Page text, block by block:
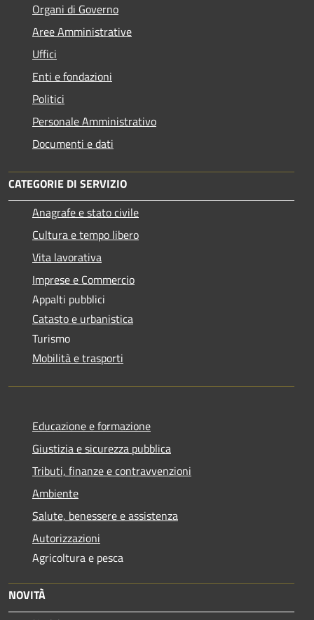
Organi di Governo
Aree Amministrative
Uffici
Enti e fondazioni
Politici
Personale Amministrativo
Documenti e dati
CATEGORIE DI SERVIZIO
Anagrafe e stato civile
Cultura e tempo libero
Vita lavorativa
Imprese e Commercio
Appalti pubblici
Catasto e urbanistica
Turismo
Mobilità e trasporti
Educazione e formazione
Giustizia e sicurezza pubblica
Tributi, finanze e contravvenzioni
Ambiente
Salute, benessere e assistenza
Autorizzazioni
Agricoltura e pesca
NOVITÀ